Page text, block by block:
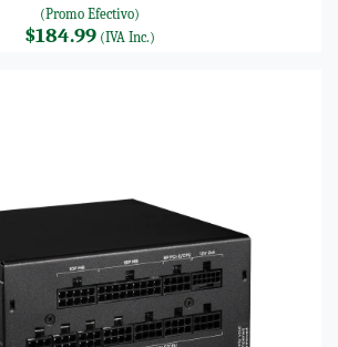
(Promo Efectivo)
$184.99 (IVA Inc.)